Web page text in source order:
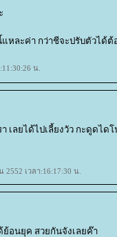
แหละค่า กว่าชีจะปรับตัวได้
น.
า เลยได้ไปเลี้ยงวัว กะดูดไ
เวลา:16:17:30 น.
อนยุค สวยกันจังเลยค๊า